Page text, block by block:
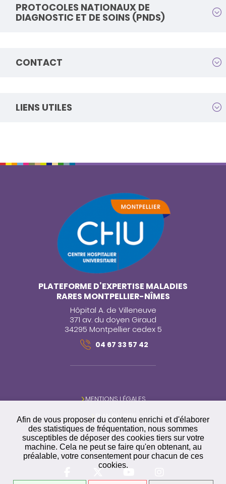
Afin de vous proposer du contenu enrichi et d'élaborer
des statistiques de fréquentation, nous sommes
susceptibles de déposer des cookies tiers sur votre
machine. Cela ne peut se faire qu'en obtenant, au
préalable, votre consentement pour chacun de ces
cookies.
PROTOCOLES NATIONAUX DE
DIAGNOSTIC ET DE SOINS (PNDS)
CONTACT
LIENS UTILES
PLATEFORME D’EXPERTISE MALADIES
RARES MONTPELLIER-NÎMES
Hôpital A. de Villeneuve
371 av. du doyen Giraud
34295 Montpellier cedex 5
04 67 33 57 42
MENTIONS LÉGALES
PLAN DU SITE
GESTION DES COOKIES